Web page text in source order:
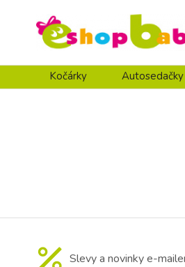
Kočárky Autosedačky
Slevy a novinky e-